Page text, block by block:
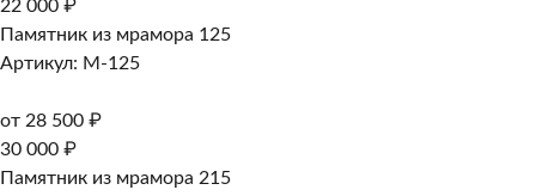
22 000 ₽
Памятник из мрамора 125
Артикул: M-125
от 28 500 ₽
30 000 ₽
Памятник из мрамора 215